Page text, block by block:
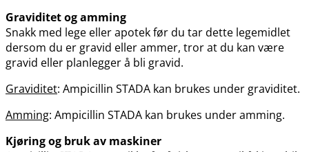
Graviditet og amming
Snakk med lege eller apotek før du tar dette legemidlet
dersom du er gravid eller ammer, tror at du kan være
gravid eller planlegger å bli gravid.
Graviditet: Ampicillin STADA kan brukes under graviditet.
Amming: Ampicillin STADA kan brukes under amming.
Kjøring og bruk av maskiner